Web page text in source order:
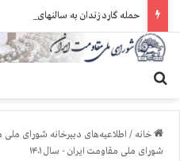
خانه / اطلاعیه‌های دبیرخانه شورای ملی
شورای ملی مقاومت ایران - سال ۱۴۰۱